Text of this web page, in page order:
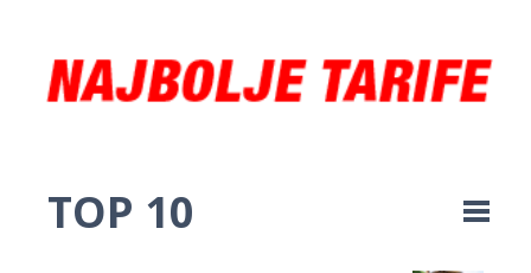
TOP 10